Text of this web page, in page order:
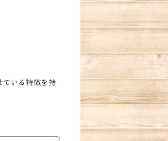
ている特徴を持